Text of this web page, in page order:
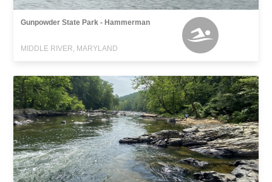
Gunpowder State Park - Hammerman
MIDDLE RIVER, MARYLAND